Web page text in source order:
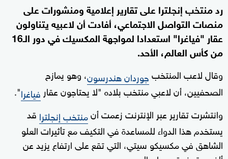
رد منتخب إنجلترا على تقارير إعلامية ومنشورات على
منصات التواصل الاجتماعي، أفادت أن لاعبيه يتناولون
عقار "فياغرا" استعدادا لمواجهة المكسيك في دور الـ16
من كأس العالم، الأحد.
وقال لاعب المنتخبجوردان هندرسون، وهو يمازح
الصحفيين، أن لاعبي منتخب بلاده "لا يحتاجون عقار فياغرا".
وانتشرت تقارير عبر الإنترنت زعمت أنمنتخب إنجلترا قد
يستخدم هذا الدواء للمساعدة في التكيف مع تأثيرات العلو
الشاهق في مكسيكو سيتي، التي تقع على ارتفاع يزيد عن